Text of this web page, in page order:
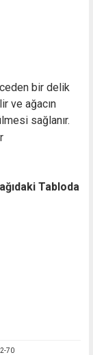
bir delik
ve ağacın
sağlanır.
Tabloda
70